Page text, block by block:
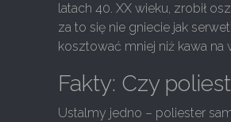
latach 40. XX wieku, zrobił
za to się nie gniecie jak
kosztować mniej niż kawa na
Fakty: Czy
Ustalmy jedno – poliester